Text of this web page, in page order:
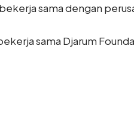
sama dengan
sama Djarum